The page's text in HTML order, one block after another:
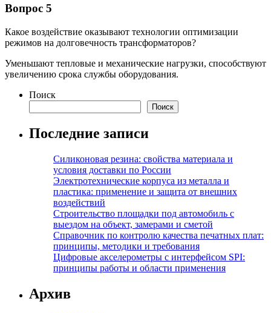
Вопрос 5
Какое воздействие оказывают технологии оптимизации
режимов на долговечность трансформаторов?
Уменьшают тепловые и механические нагрузки, способствуют
увеличению срока службы оборудования.
Поиск
Поиск
Последние записи
Силиконовая резина: свойства материала и
условия доставки по России
Электротехнические корпуса из металла и
пластика: применение и защита от внешних
воздействий
Строительство площадки под автомобиль с
выездом на объект, замерами и сметой
Справочник по контролю качества печатных плат:
принципы, методики и требования
Цифровые акселерометры с интерфейсом SPI:
принципы работы и области применения
Архив